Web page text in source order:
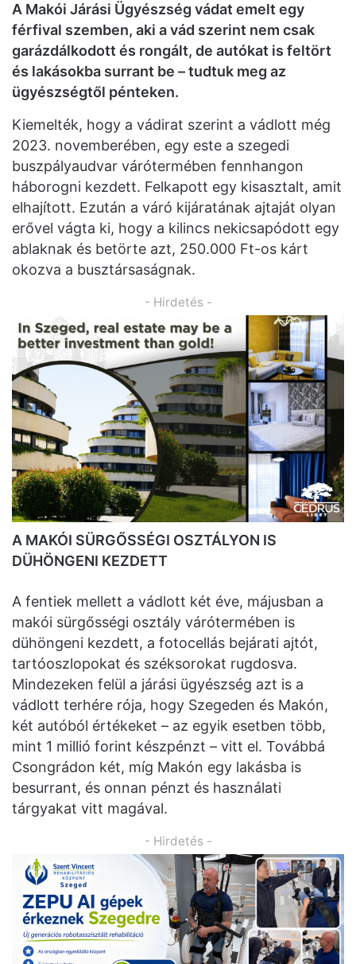
A Makói Járási Ügyészség vádat emelt egy
férfival szemben, aki a vád szerint nem csak
garázdálkodott és rongált, de autókat is feltört
és lakásokba surrant be – tudtuk meg az
ügyészségtől pénteken.
Kiemelték, hogy a vádirat szerint a vádlott még
2023. novemberében, egy este a szegedi
buszpályaudvar várótermében fennhangon
háborogni kezdett. Felkapott egy kisasztalt, amit
elhajított. Ezután a váró kijáratának ajtaját olyan
erővel vágta ki, hogy a kilincs nekicsapódott egy
ablaknak és betörte azt, 250.000 Ft-os kárt
okozva a busztársaságnak.
- Hirdetés -
A MAKÓI SÜRGŐSSÉGI OSZTÁLYON IS
DÜHÖNGENI KEZDETT
A fentiek mellett a vádlott két éve, májusban a
makói sürgősségi osztály várótermében is
dühöngeni kezdett, a fotocellás bejárati ajtót,
tartóoszlopokat és széksorokat rugdosva.
Mindezeken felül a járási ügyészség azt is a
vádlott terhére rója, hogy Szegeden és Makón,
két autóból értékeket – az egyik esetben több,
mint 1 millió forint készpénzt – vitt el. Továbbá
Csongrádon két, míg Makón egy lakásba is
besurrant, és onnan pénzt és használati
tárgyakat vitt magával.
- Hirdetés -